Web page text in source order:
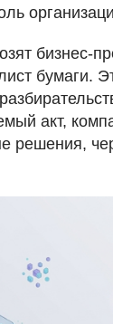
бизнес-
бумаги.
акт,